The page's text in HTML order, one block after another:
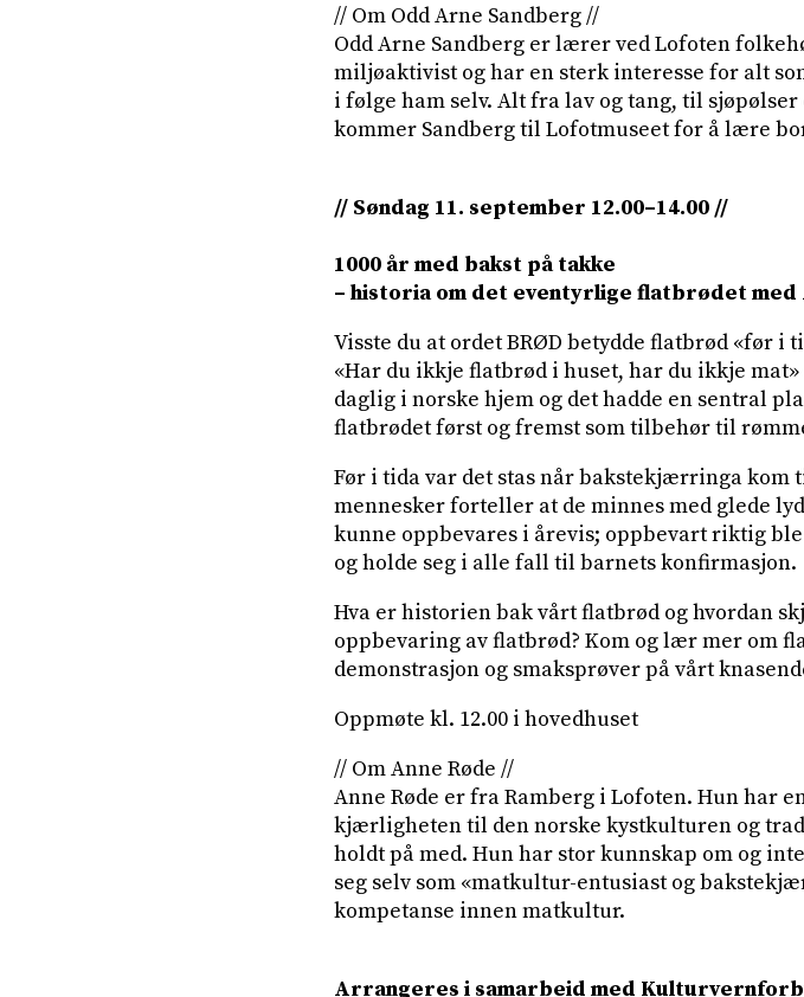
// Om Odd Arne Sandberg //
Odd Arne Sandberg er lærer ved Lofoten
miljøaktivist og har en sterk interesse for alt
i følge ham selv. Alt fra lav og tang, til
kommer Sandberg til Lofotmuseet for å lære
// Søndag 11. september 12.00–14.00 //
1000 år med bakst på takke
– historia om det eventyrlige flatbrødet med
Visste du at ordet BRØD betydde flatbrød «før i
«Har du ikkje flatbrød i huset, har du ikkje
daglig i norske hjem og det hadde en sentral
flatbrødet først og fremst som tilbehør til
Før i tida var det stas når bakstekjærringa kom
mennesker forteller at de minnes med glede
kunne oppbevares i årevis; oppbevart riktig
og holde seg i alle fall til barnets konfirmasjon.
Hva er historien bak vårt flatbrød og hvordan
oppbevaring av flatbrød? Kom og lær mer om
demonstrasjon og smaksprøver på vårt
Oppmøte kl. 12.00 i hovedhuset
// Om Anne Røde //
Anne Røde er fra Ramberg i Lofoten. Hun har
kjærligheten til den norske kystkulturen og
holdt på med. Hun har stor kunnskap om og
seg selv som «matkultur-entusiast og
kompetanse innen matkultur.
Arrangeres i samarbeid med